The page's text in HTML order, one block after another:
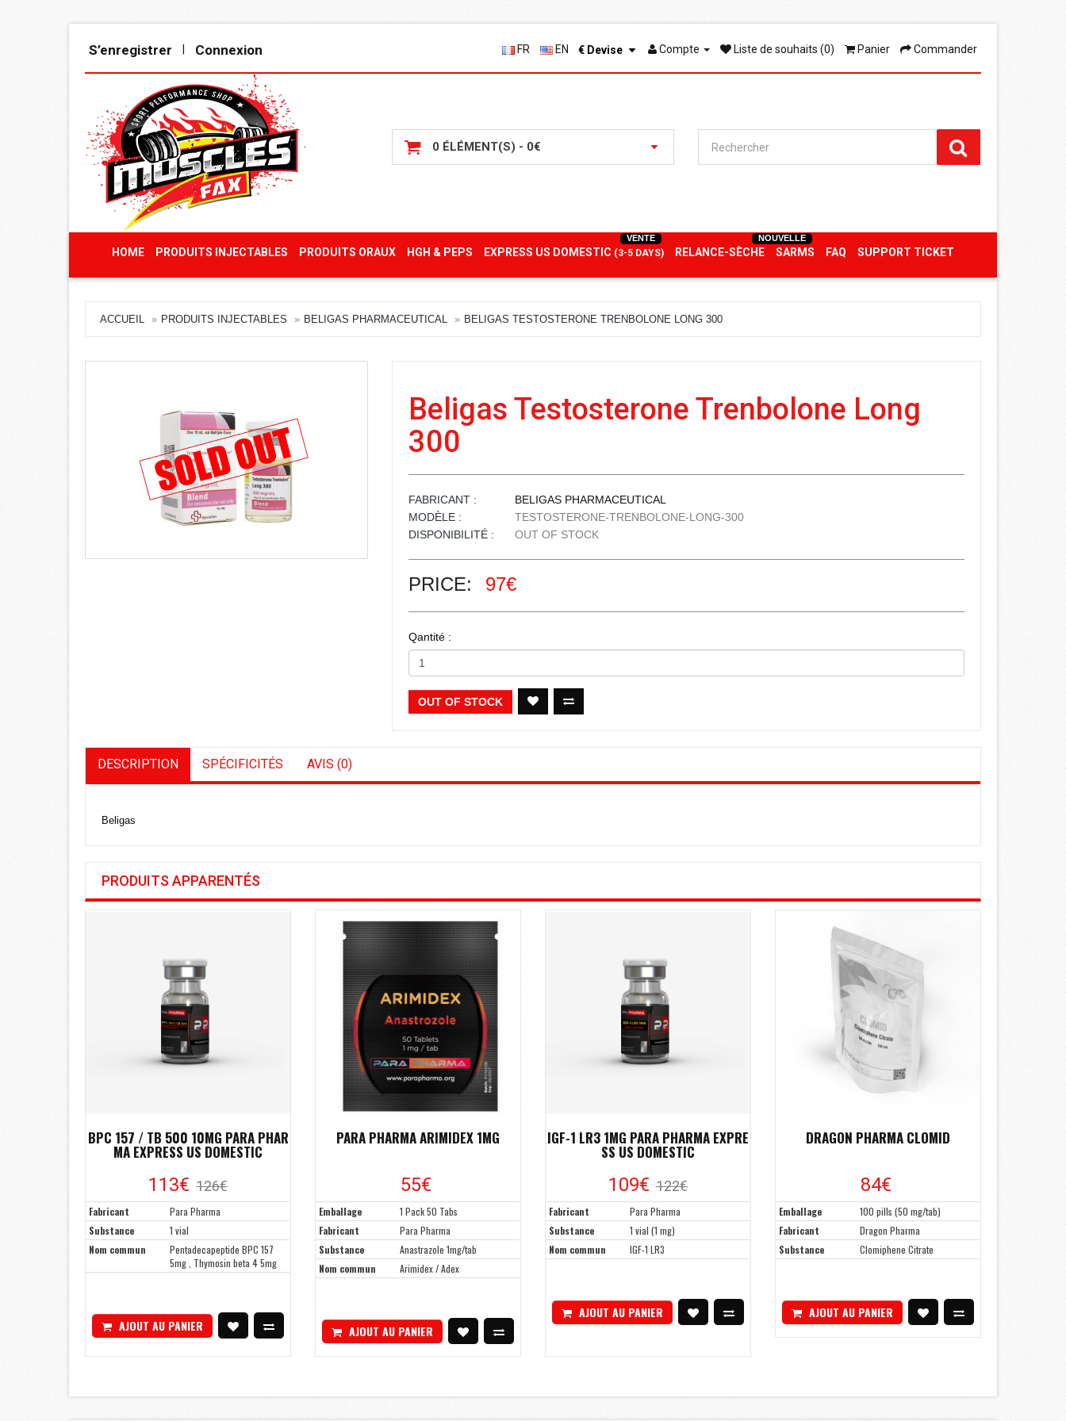
S’enregistrer Connexion FR EN € Devise Compte Liste de souhaits (0) Panier Commander
0 ÉLÉMENT(S) - 0€
HOME PRODUITS INJECTABLES PRODUITS ORAUX HGH & PEPS EXPRESS US DOMESTIC (3-5 DAYS)
VENTE
RELANCE-SÈCHE SARMS
NOUVELLE
FAQ SUPPORT TICKET
ACCUEIL PRODUITS INJECTABLES BELIGAS PHARMACEUTICAL BELIGAS TESTOSTERONE TRENBOLONE LONG 300
Beligas Testosterone Trenbolone Long
300
FABRICANT :
BELIGAS PHARMACEUTICAL
MODÈLE :
TESTOSTERONE-TRENBOLONE-LONG-300
DISPONIBILITÉ :
OUT OF STOCK
PRICE: 97€
Qantité :
OUT OF STOCK
DESCRIPTION SPÉCIFICITÉS AVIS (0)
Beligas
PRODUITS APPARENTÉS
BPC 157 / TB 500 10MG PARA PHAR
MA EXPRESS US DOMESTIC
113€ 126€
Fabricant
Para Pharma
Substance
1 vial
Nom commun
Pentadecapeptide BPC 157
5mg , Thymosin beta 4 5mg
AJOUT AU PANIER
PARA PHARMA ARIMIDEX 1MG
55€
Emballage
1 Pack 50 Tabs
Fabricant
Para Pharma
Substance
Anastrazole 1mg/tab
Nom commun
Arimidex / Adex
AJOUT AU PANIER
IGF-1 LR3 1MG PARA PHARMA EXPRE
SS US DOMESTIC
109€ 122€
Fabricant
Para Pharma
Substance
1 vial (1 mg)
Nom commun
IGF-1 LR3
AJOUT AU PANIER
DRAGON PHARMA CLOMID
84€
Emballage
100 pills (50 mg/tab)
Fabricant
Dragon Pharma
Substance
Clomiphene Citrate
AJOUT AU PANIER